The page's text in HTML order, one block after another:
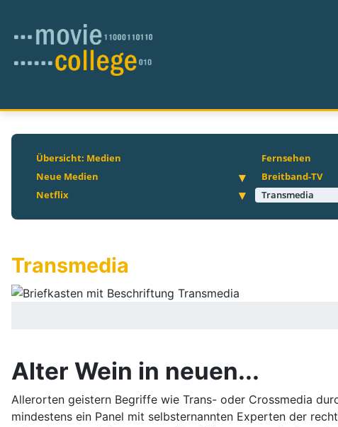
Übersicht: Medien Fernsehen
Neue Medien
Breitband-TV
Netflix
Transmedia
Transmedia
Alter Wein in neuen...
Allerorten geistern Begriffe wie Trans- oder Crossmedia
mindestens ein Panel mit selbsternannten Experten der